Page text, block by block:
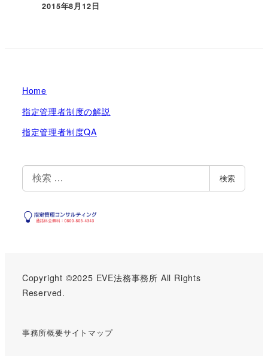
投稿日
2015年8月12日
Home
指定管理者制度の解説
指定管理者制度QA
索
検索
Copyright ©2025 EVE法務事務所 All Rights
Reserved.
事務所概要サイトマップ